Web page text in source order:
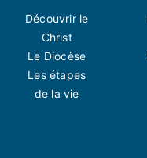
Découvrir le
Christ
Le Diocèse
Les étapes
de la vie